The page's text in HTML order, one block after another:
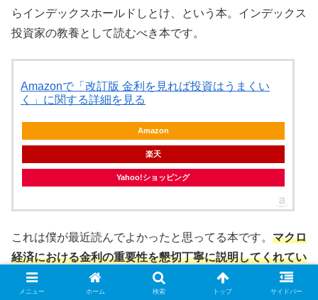
らインデックスホールドしとけ、という本。インデックス
投資家の教養として読むべき本です。
Amazonで「改訂版 金利を見れば投資はうまくい
く」に関する詳細を見る
Amazon
楽天
Yahoo!ショッピング
これは僕が最近読んでよかったと思ってる本です。 マクロ
経済における金利の重要性を懇切丁寧に説明してくれてい
ます。
金利が経済の基本であることを再認識させられまし
た。初心者でも読みやすいように書かれていて、とくに予
メニュー ホーム 検索 トップ サイドバー